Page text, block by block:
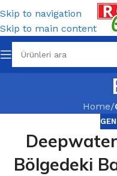
Skip to navigation
Skip to main content
Home/
Deepwater
Bölgedeki